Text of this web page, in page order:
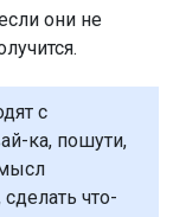
они не
с
ка, пошути,
что-